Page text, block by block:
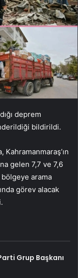
deprem
bildirildi.
Kahramanmaraş’ın
gelen 7,7 ve 7,6
arama
görev alacak
Grup Başkanı